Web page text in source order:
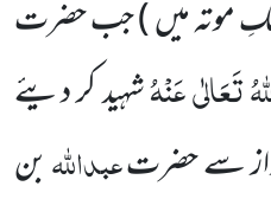
موتہ میں )جب حضرت
تَعَالٰی عَنْہُشہید کر دیئے
سے حضرتعبداللہبن